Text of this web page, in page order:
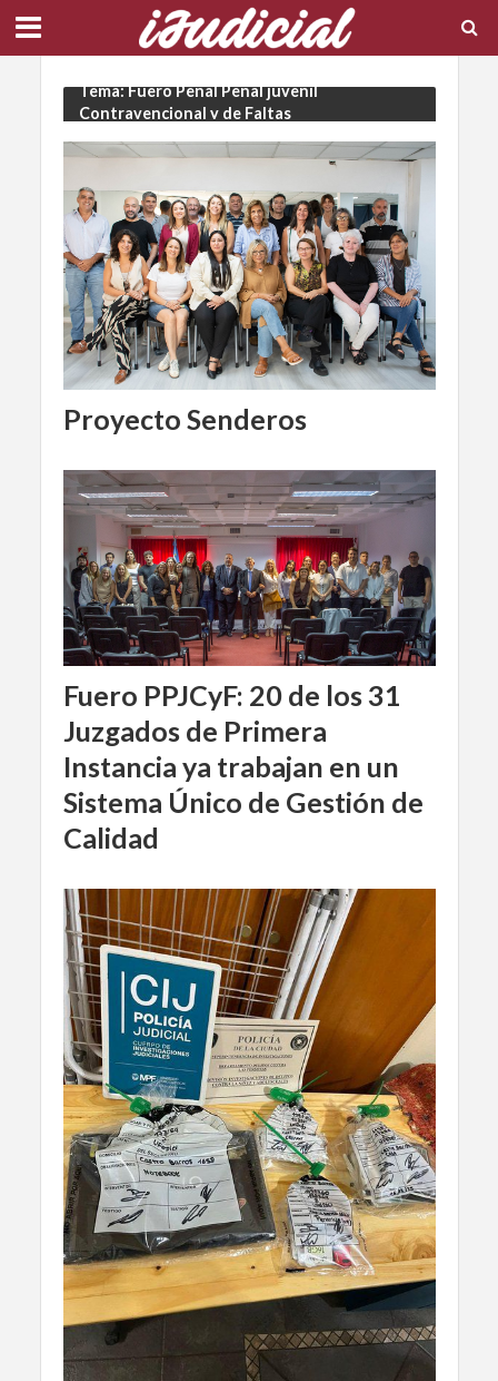
Tema: Fuero Penal Penal juvenil
Contravencional y de Faltas
Proyecto Senderos
Fuero PPJCyF: 20 de los 31
Juzgados de Primera
Instancia ya trabajan en un
Sistema Único de Gestión de
Calidad